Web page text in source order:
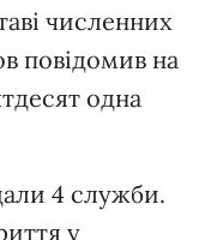
численних
повідомив на
одна
4 служби.
у